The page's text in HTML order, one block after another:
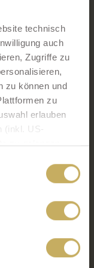
technisch
auch
Zugriffe zu
zu können und
zu
erlauben
US-
zu gelangen.
Zukunft
(inkl. US-
zugleich
den USA Ihre
bei dem
Ihr Vorhaben!